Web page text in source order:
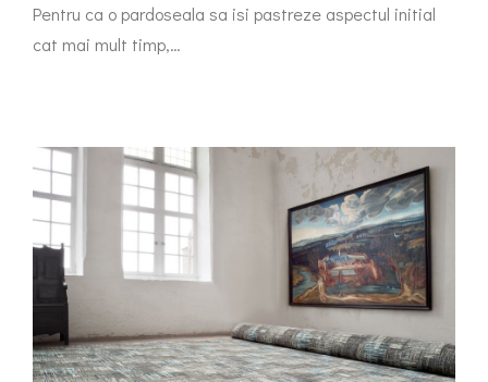
Pentru ca o pardoseala sa isi pastreze aspectul initial
cat mai mult timp,…